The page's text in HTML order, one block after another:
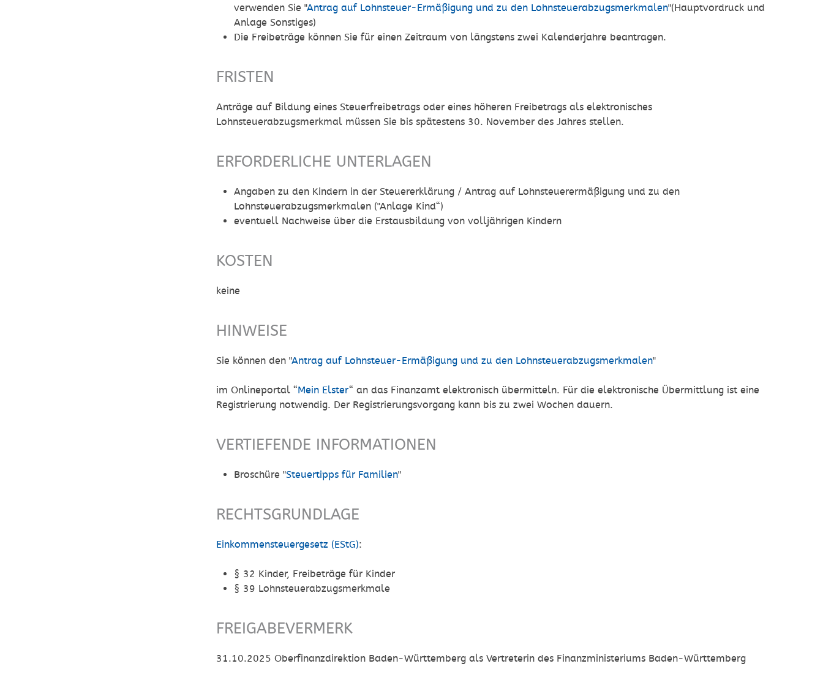
verwenden Sie "Antrag auf Lohnsteuer-Ermäßigung und zu den Lohnsteuerabzugsmerkmalen"(Hauptvordruck und
Anlage Sonstiges)
Die Freibeträge können Sie für einen Zeitraum von längstens zwei Kalenderjahre beantragen.
FRISTEN
Anträge auf Bildung eines Steuerfreibetrags oder eines höheren Freibetrags als elektronisches
Lohnsteuerabzugsmerkmal müssen Sie bis spätestens 30. November des Jahres stellen.
ERFORDERLICHE UNTERLAGEN
Angaben zu den Kindern in der Steuererklärung / Antrag auf Lohnsteuerermäßigung und zu den
Lohnsteuerabzugsmerkmalen ("Anlage Kind“)
eventuell Nachweise über die Erstausbildung von volljährigen Kindern
KOSTEN
keine
HINWEISE
Sie können den "Antrag auf Lohnsteuer-Ermäßigung und zu den Lohnsteuerabzugsmerkmalen"
im Onlineportal “Mein Elster“ an das Finanzamt elektronisch übermitteln. Für die elektronische Übermittlung ist eine
Registrierung notwendig. Der Registrierungsvorgang kann bis zu zwei Wochen dauern.
VERTIEFENDE INFORMATIONEN
Broschüre "Steuertipps für Familien"
RECHTSGRUNDLAGE
Einkommensteuergesetz (EStG):
§ 32 Kinder, Freibeträge für Kinder
§ 39 Lohnsteuerabzugsmerkmale
FREIGABEVERMERK
31.10.2025 Oberfinanzdirektion Baden-Württemberg als Vertreterin des Finanzministeriums Baden-Württemberg